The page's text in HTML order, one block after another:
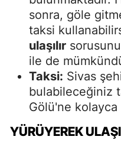
sonra, göle
taksi
ulaşılır
ile de
Taksi: Sivas
bulabileceğiniz
Gölü'ne
YÜRÜYEREK